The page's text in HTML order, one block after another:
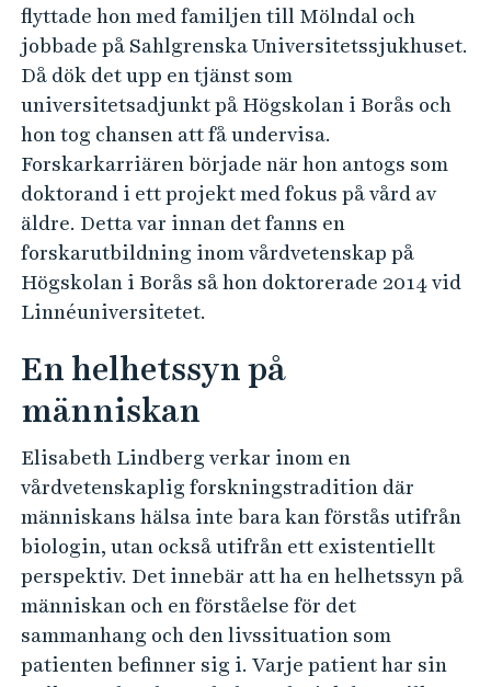
flyttade hon med familjen till Mölndal och
jobbade på Sahlgrenska Universitetssjukhuset.
Då dök det upp en tjänst som
universitetsadjunkt på Högskolan i Borås och
hon tog chansen att få undervisa.
Forskarkarriären började när hon antogs som
doktorand i ett projekt med fokus på vård av
äldre. Detta var innan det fanns en
forskarutbildning inom vårdvetenskap på
Högskolan i Borås så hon doktorerade 2014 vid
Linnéuniversitetet.
En helhetssyn på
människan
Elisabeth Lindberg verkar inom en
vårdvetenskaplig forskningstradition där
människans hälsa inte bara kan förstås utifrån
biologin, utan också utifrån ett existentiellt
perspektiv. Det innebär att ha en helhetssyn på
människan och en förståelse för det
sammanhang och den livssituation som
patienten befinner sig i. Varje patient har sin